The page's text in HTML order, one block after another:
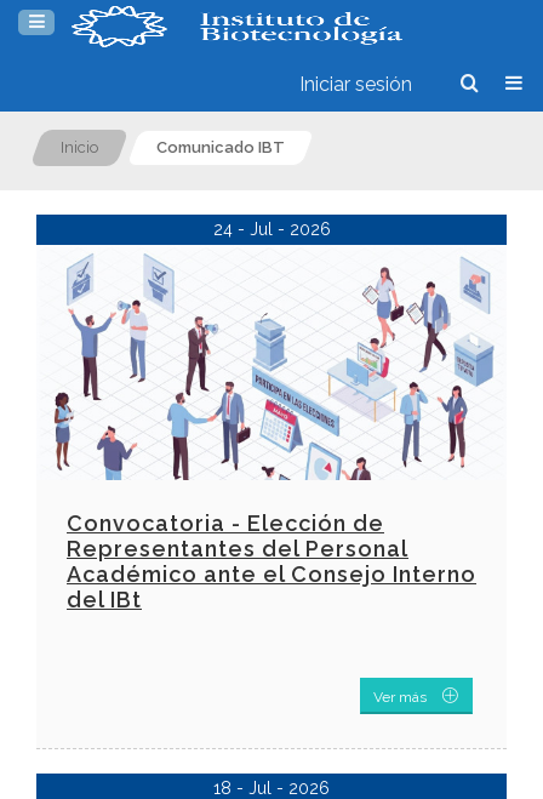
Iniciar sesión
Inicio Comunicado IBT
24 - Jul - 2026
Convocatoria - Elección de
Representantes del Personal
Académico ante el Consejo Interno
del IBt
Ver más
18 - Jul - 2026